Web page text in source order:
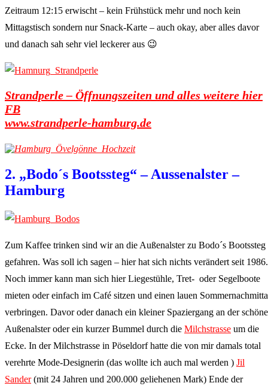
Zeitraum 12:15 erwischt – kein Frühstück mehr und noch kein
Mittagstisch sondern nur Snack-Karte – auch okay, aber alles davor
und danach sah sehr viel leckerer aus 😉
Strandperle – Öffnungszeiten und alles weitere hier
FB
www.strandperle-hamburg.de
2. „Bodo´s Bootssteg“ – Aussenalster –
Hamburg
Zum Kaffee trinken sind wir an die Außenalster zu Bodo´s Bootssteg
gefahren. Was soll ich sagen – hier hat sich nichts verändert seit 1986.
Noch immer kann man sich hier Liegestühle, Tret- oder Segelboote
mieten oder einfach im Café sitzen und einen lauen
verbringen. Davor oder danach ein kleiner Spaziergang an der
Außenalster oder ein kurzer Bummel durch die Milchstrasse um die
Ecke. In der Milchstrasse in Pöseldorf hatte die von mir damals total
verehrte Mode-Designerin (das wollte ich auch mal werden ) Jil
Sander(mit 24 Jahren und 200.000 geliehenen Mark) Ende der